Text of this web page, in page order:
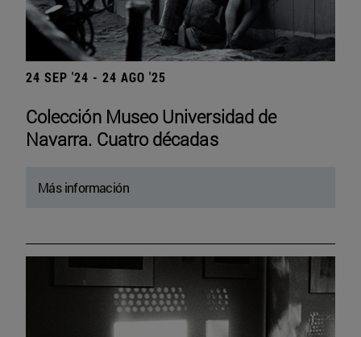
24 SEP '24 - 24 AGO '25
Colección Museo Universidad de
Navarra. Cuatro décadas
Más información